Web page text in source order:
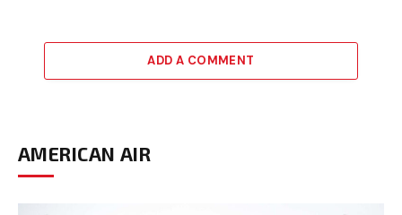
ADD A COMMENT
AMERICAN AIR